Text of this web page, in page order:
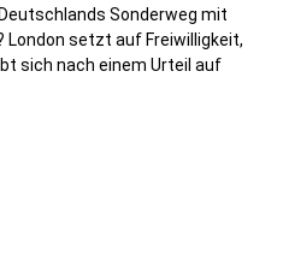
Sonderweg mit
London setzt auf Freiwilligkeit,
sich nach einem Urteil auf